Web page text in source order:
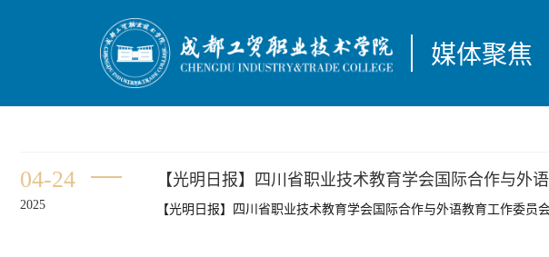
媒体聚焦
04-24
2025
【光明日报】四川省职业技术教育学会国际合作与外
【光明日报】四川省职业技术教育学会国际合作与外语教育工作委员